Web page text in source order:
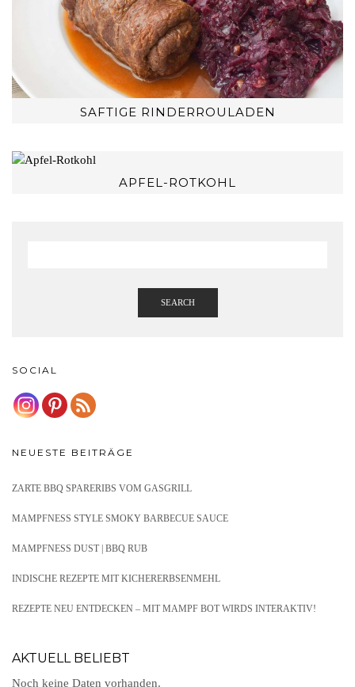
SAFTIGE RINDERROULADEN
APFEL-ROTKOHL
SEARCH
SOCIAL
NEUESTE BEITRÄGE
ZARTE BBQ SPARERIBS VOM GASGRILL
MAMPFNESS STYLE SMOKY BARBECUE SAUCE
MAMPFNESS DUST | BBQ RUB
INDISCHE REZEPTE MIT KICHERERBSENMEHL
REZEPTE NEU ENTDECKEN – MIT MAMPF BOT WIRDS INTERAKTIV!
AKTUELL BELIEBT
Noch keine Daten vorhanden.